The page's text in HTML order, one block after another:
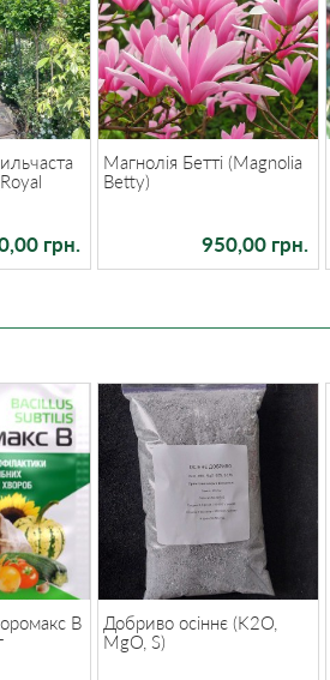
грн.
Магнолія Бетті (Magnolia
Betty)
950,00 грн.
В
Добриво осіннє (K2O,
MgO, S)